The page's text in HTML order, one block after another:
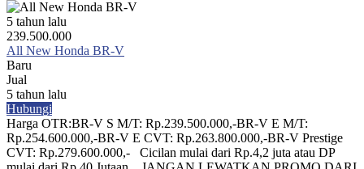
5 tahun lalu
239.500.000
All New Honda BR-V
Baru
Jual
5 tahun lalu
Hubungi
Harga OTR:BR-V S M/T: Rp.239.500.000,-BR-V E M/T:
Rp.254.600.000,-BR-V E CVT: Rp.263.800.000,-BR-V Prestige
CVT: Rp.279.600.000,- Cicilan mulai dari Rp.4,2 juta atau DP